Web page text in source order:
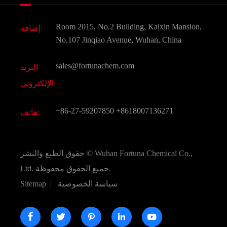
النكهات و عطور
الكيميائية CAS
جميع المواد الكيميائية غرامة
إضافة:
Room 2015, No.2 Building, Kaixin Mansion,
No.107 Jinqiao Avenue, Wuhan, China
البريد
الإلكتروني:
sales@fortunachem.com
هاتف: +86-27-59207850 +8618007136271
حقوق الطبع والنشر © Wuhan Fortuna Chemical Co.,
Ltd.
جميع الحقوق محفوظة.
Sitemap | سياسة الخصوصية
    